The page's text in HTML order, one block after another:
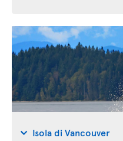
Isola di Vancouver